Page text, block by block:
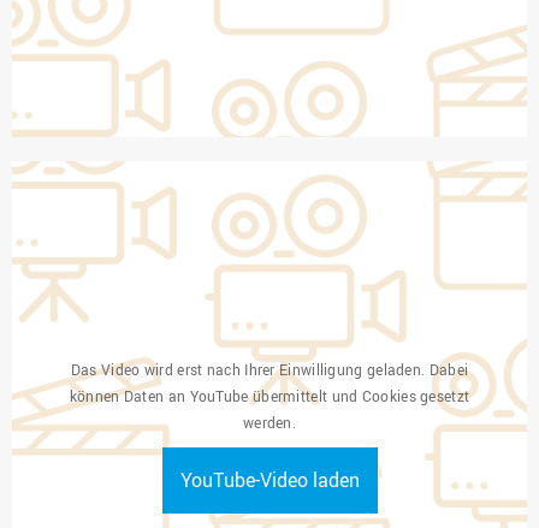
Das Video wird erst nach Ihrer Einwilligung geladen. Dabei
können Daten an YouTube übermittelt und Cookies gesetzt
werden.
YouTube-Video laden